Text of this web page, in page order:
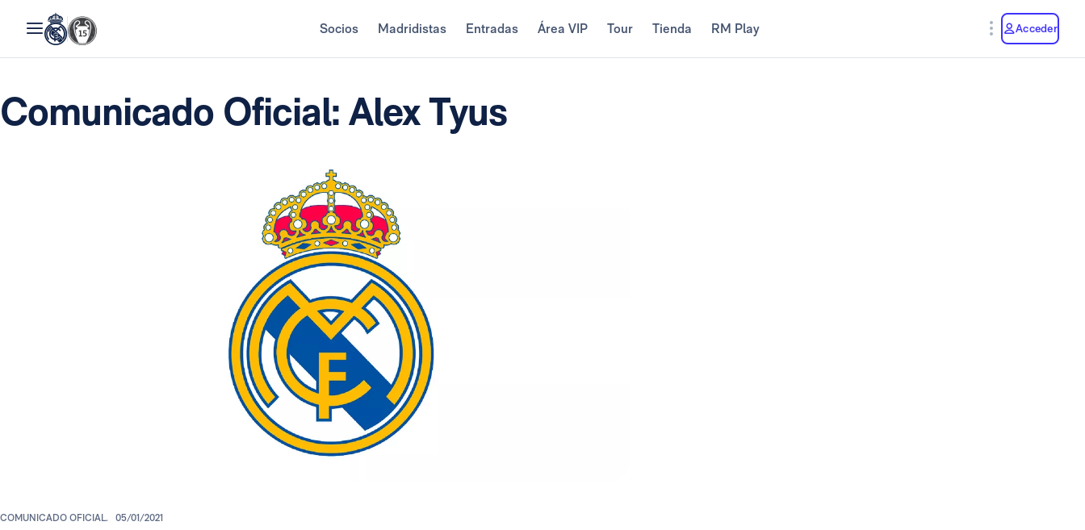
Socios Madridistas Entradas Área VIP Tour Tienda RM Play Acceder
Comunicado Oficial: Alex Tyus
COMUNICADO OFICIAL. 05/01/2021